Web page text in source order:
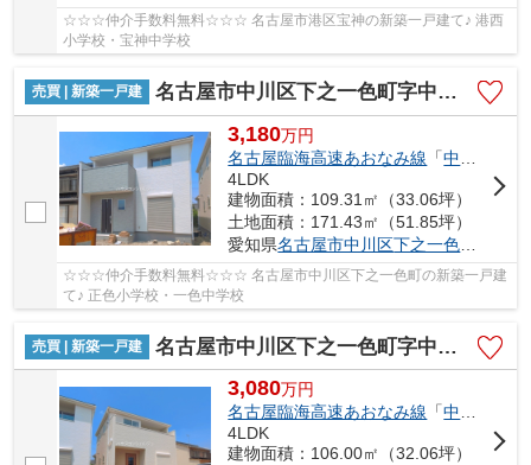
☆☆☆仲介手数料無料☆☆☆ 名古屋市港区宝神の新築一戸建て♪ 港西
小学校・宝神中学校
売買 | 新築一戸建 名古屋市中川区下之一色町字中ノ切26【仲介手数料無料】新築一戸建て 1号棟
3,180万円
名古屋臨海高速あおなみ線 「中島
4LDK
建物面積：109.31㎡（33.06坪）
土地面積：171.43㎡（51.85坪）
愛知県名古屋市中川区下之一色町
☆☆☆仲介手数料無料☆☆☆ 名古屋市中川区下之一色町の新築一戸建
て♪ 正色小学校・一色中学校
売買 | 新築一戸建 名古屋市中川区下之一色町字中ノ切26【仲介手数料無料】新築一戸建て 2号棟
3,080万円
名古屋臨海高速あおなみ線 「中島
4LDK
建物面積：106.00㎡（32.06坪）